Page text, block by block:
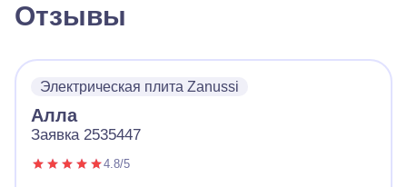
Отзывы
Электрическая плита Zanussi
Алла
Заявка 2535447
4.8/5